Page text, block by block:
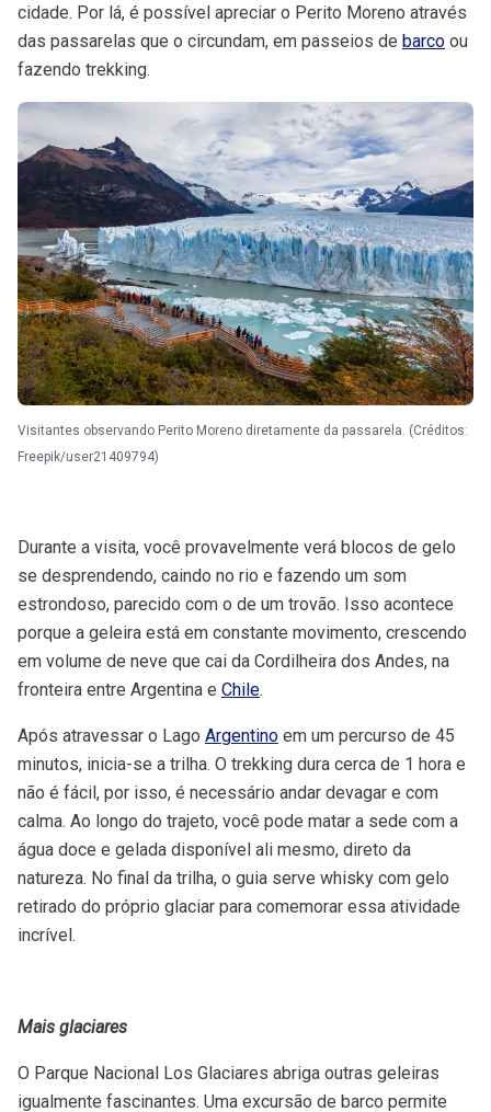
cidade. Por lá, é possível apreciar o Perito Moreno através
das passarelas que o circundam, em passeios de barco ou
fazendo trekking.
Visitantes observando Perito Moreno diretamente da passarela. (Créditos:
Freepik/user21409794)
Durante a visita, você provavelmente verá blocos de gelo
se desprendendo, caindo no rio e fazendo um som
estrondoso, parecido com o de um trovão. Isso acontece
porque a geleira está em constante movimento, crescendo
em volume de neve que cai da Cordilheira dos Andes, na
fronteira entre Argentina e Chile.
Após atravessar o Lago Argentino em um percurso de 45
minutos, inicia-se a trilha. O trekking dura cerca de 1 hora e
não é fácil, por isso, é necessário andar devagar e com
calma. Ao longo do trajeto, você pode matar a sede com a
água doce e gelada disponível ali mesmo, direto da
natureza. No final da trilha, o guia serve whisky com gelo
retirado do próprio glaciar para comemorar essa atividade
incrível.
Mais glaciares
O Parque Nacional Los Glaciares abriga outras geleiras
igualmente fascinantes. Uma excursão de barco permite